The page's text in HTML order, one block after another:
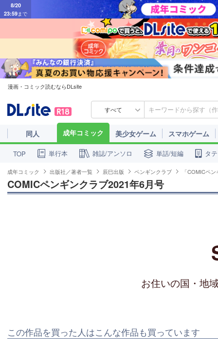
23:59まで
漫画・コミック読むならDLsite
すべて
同人 成年コミック 美少女ゲーム スマホゲーム
TOP 単行本 雑誌/アンソロ 単話/短編 タ
成年コミック 出版社／著者一覧 辰巳出版 ペンギンクラブ 「COMICペ
COMICペンギンクラブ2021年6月号
お住いの国・地
この作品を買った人はこんな作品も買っています